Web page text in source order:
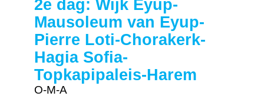
2e dag: Wijk Eyüp-
Mausoleum van Eyup-
Pierre Loti-Chorakerk-
Hagia Sofia-
Topkapipaleis-Harem
O-M-A